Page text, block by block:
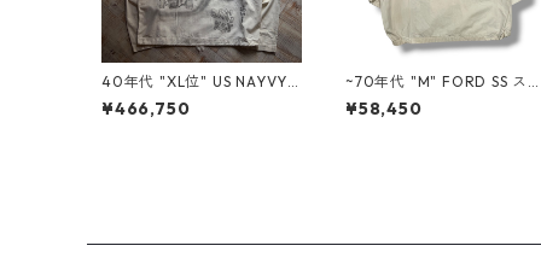
40年代 "XL位" US NAYVY
サルベージパーカー 前期型
白 ホワイト ミリタリー ガン
¥466,750
~70年代 "M" FORD SS ス
ィングトップ 白 ホワイト
着 古着屋 高円寺 ビンテー
¥58,450